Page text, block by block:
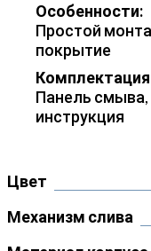
Особенности:
Простой
покрытие
Панель
инструкция
Цвет
Механизм слива